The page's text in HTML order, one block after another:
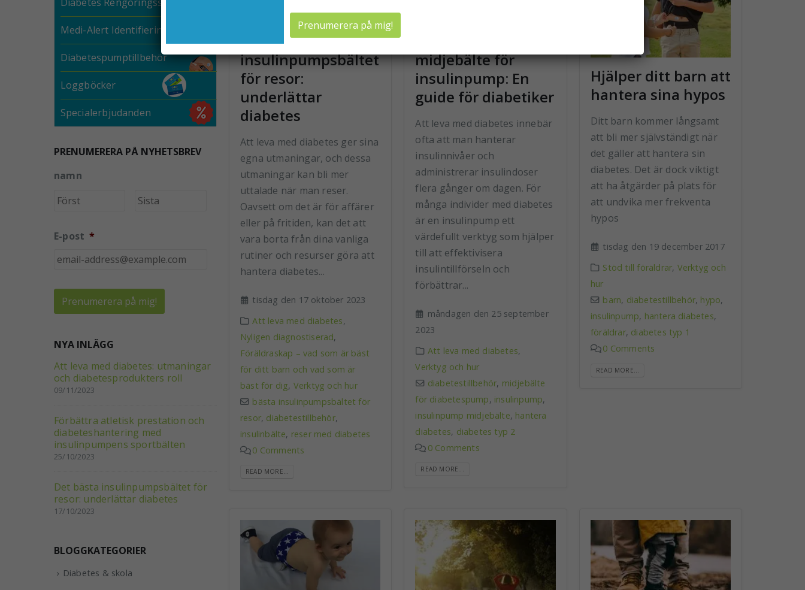
Det bästa
insulinpumpsbältet
för resor:
underlättar
diabetes
Att leva med diabetes ger sina
egna utmaningar, och dessa
utmaningar kan bli mer
uttalade när man reser.
Oavsett om det är för affärer
eller på fritiden, kan det att
vara borta från dina vanliga
rutiner och resurser göra att
hantera diabetes...
tisdag den 17 oktober 2023
Att leva med diabetes,
Nyligen diagnostiserad,
Föräldraskap – vad som är bäst
för ditt barn och vad som är
bäst för dig, Verktyg och hur
bästa insulinpumpsbältet för
resor, diabetestillbehör,
insulinbälte, reser med diabetes
0 Comments
READ MORE...
midjebälte för
insulinpump: En
guide för diabetiker
Att leva med diabetes innebär
ofta att man hanterar
insulinnivåer och
administrerar insulindoser
flera gånger om dagen. För
många individer med diabetes
är en insulinpump ett
värdefullt verktyg som hjälper
till att effektivisera
insulintillförseln och
förbättrar...
måndagen den 25 september
2023
Att leva med diabetes,
Verktyg och hur
diabetestillbehör, midjebälte
för diabetespump, insulinpump,
insulinpump midjebälte, hantera
diabetes, diabetes typ 2
0 Comments
READ MORE...
Hjälper ditt barn att
hantera sina hypos
Ditt barn kommer långsamt
att bli mer självständigt när
det gäller att hantera sin
diabetes. Det är dock viktigt
att ha åtgärder på plats för
att undvika mer frekventa
hypos
tisdag den 19 december 2017
Stöd till föräldrar, Verktyg och
hur
barn, diabetestillbehör, hypo,
insulinpump, hantera diabetes,
föräldrar, diabetes typ 1
0 Comments
READ MORE...
Medi-Alert Identifiering
Diabetespumptillbehör
Loggböcker
Specialerbjudanden
PRENUMERERA PÅ NYHETSBREV
namn
Förnamn
Efternamn
E-post *
NYA INLÄGG
Att leva med diabetes: utmaningar
och diabetesprodukters roll
09/11/2023
Förbättra atletisk prestation och
diabeteshantering med
insulinpumpens sportbälten
25/10/2023
Det bästa insulinpumpsbältet för
resor: underlättar diabetes
17/10/2023
BLOGGKATEGORIER
Diabetes & skola